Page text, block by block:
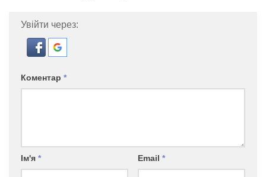
Увійти через:
Коментар *
Ім'я * Email *